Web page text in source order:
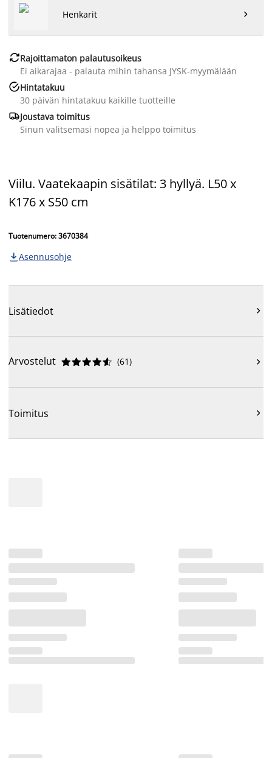
Henkarit 
Rajoittamaton palautusoikeus
Ei aikarajaa - palauta mihin tahansa JYSK-myymälään
Hintatakuu
30 päivän hintatakuu kaikille tuotteille
Joustava toimitus
Sinun valitsemasi nopea ja helppo toimitus
Viilu. Vaatekaapin sisätilat: 3 hyllyä. L50 x
K176 x S50 cm
Tuotenumero: 3670384
 Asennusohje
Lisätiedot 
Arvostelut 




 (61) 
Toimitus 